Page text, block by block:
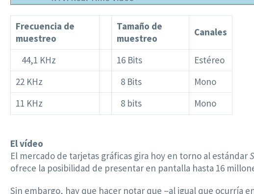
Frecuencia de
muestreo
Tamaño de
muestreo
Canales
44,1 KHz 16 Bits
Estéreo
22 KHz
8 Bits
Mono
11 KHz
8 bits Mono
El vídeo
El mercado de tarjetas gráficas gira hoy en torno al estándar
ofrece la posibilidad de presentar en pantalla hasta 16
Sin embargo, hay que hacer notar que –al igual que ocurría